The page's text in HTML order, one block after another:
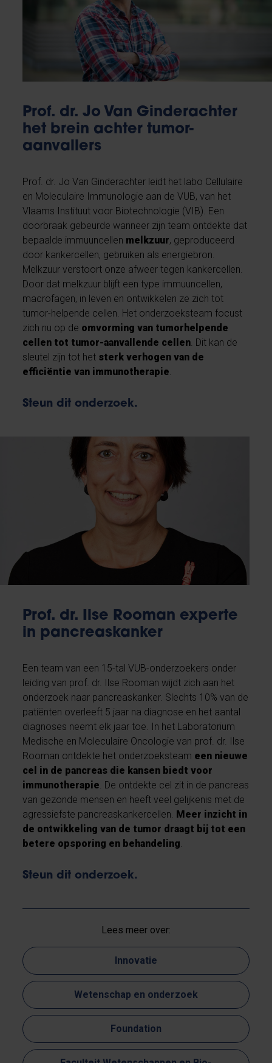
Prof. dr. Jo Van Ginderachter
het brein achter tumor-
aanvallers
Prof. dr. Jo Van Ginderachter leidt het labo Cellulaire
en Moleculaire Immunologie aan de VUB, van het
Vlaams Instituut voor Biotechnologie (VIB). Een
doorbraak gebeurde wanneer zijn team ontdekte dat
bepaalde immuuncellen melkzuur, geproduceerd
door kankercellen, gebruiken als energiebron.
Melkzuur verstoort onze afweer tegen kankercellen.
Door dat melkzuur blijft een type immuuncellen,
macrofagen, in leven en ontwikkelen ze zich tot
tumor-helpende cellen. Het onderzoeksteam focust
zich nu op de omvorming van tumorhelpende
cellen tot tumor-aanvallende cellen . Dit kan de
sleutel zijn tot het sterk verhogen van de
efficiëntie van immunotherapie
Steun dit onderzoek.
Prof. dr. Ilse Rooman experte
in pancreaskanker
Een team van een 15-tal VUB-onderzoekers onder
leiding van prof. dr. Ilse Rooman wijdt zich aan het
onderzoek naar pancreaskanker. Slechts 10% van de
patiënten overleeft 5 jaar na diagnose en het aantal
diagnoses neemt elk jaar toe. In het Laboratorium
Medische en Moleculaire Oncologie van prof. dr. Ilse
Rooman ontdekte het onderzoeksteam een nieuwe
cel in de pancreas die kansen biedt voor
immunotherapie. De ontdekte cel zit in de pancreas
van gezonde mensen en heeft veel gelijkenis met de
agressiefste pancreaskankercellen. Meer inzicht in
de ontwikkeling van de tumor draagt bij tot een
betere opsporing en behandeling.
Steun dit onderzoek.
Lees meer over:
Innovatie
Wetenschap en onderzoek
Foundation